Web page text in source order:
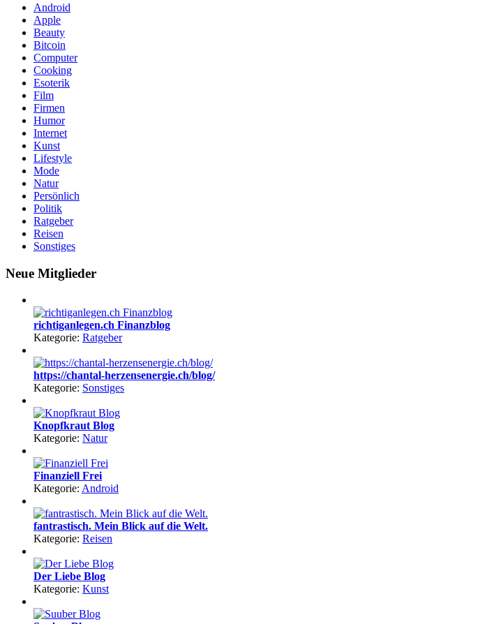
Android
Apple
Beauty
Bitcoin
Computer
Cooking
Esoterik
Film
Firmen
Humor
Internet
Kunst
Lifestyle
Mode
Natur
Persönlich
Politik
Ratgeber
Reisen
Sonstiges
Neue Mitglieder
richtiganlegen.ch Finanzblog
Kategorie: Ratgeber
https://chantal-herzensenergie.ch/blog/
Kategorie: Sonstiges
Knopfkraut Blog
Kategorie: Natur
Finanziell Frei
Kategorie: Android
fantrastisch. Mein Blick auf die Welt.
Kategorie: Reisen
Der Liebe Blog
Kategorie: Kunst